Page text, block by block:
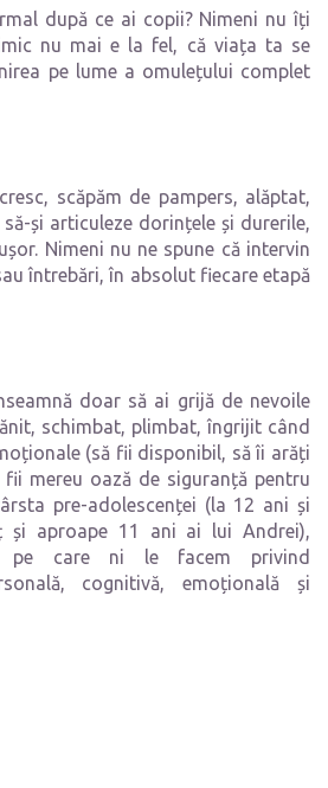
după ce ai copii? Nimeni nu îți
nu mai e la fel, că viața ta se
pe lume a omulețului complet
scăpăm de pampers, alăptat,
și articuleze dorințele și durerile,
Nimeni nu ne spune că intervin
întrebări, în absolut fiecare etapă
doar să ai grijă de nevoile
schimbat, plimbat, îngrijit când
(să fii disponibil, să îi arăți
mereu oază de siguranță pentru
pre-adolescenței (la 12 ani și
și aproape 11 ani ai lui Andrei),
pe care ni le facem privind
cognitivă, emoțională și